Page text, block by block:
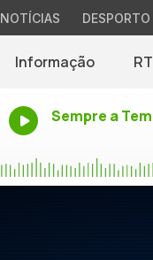
NOTÍCIAS DESPORTO
Informação
Sempre a